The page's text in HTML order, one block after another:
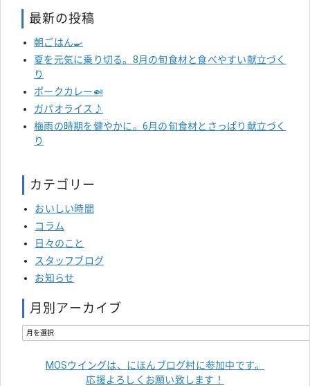
最新の投稿
朝ごはん🍳
夏を元気に乗り切る。8月の旬食材と食べやすい献立づく
り
ポークカレー🍛
ガパオライス♪
梅雨の時期を健やかに。6月の旬食材とさっぱり献立づく
り
カテゴリー
おいしい時間
コラム
日々のこと
スタッフブログ
お知らせ
月別アーカイブ
MOSウイングは、にほんブログ村に参加中です。
応援よろしくお願い致します！